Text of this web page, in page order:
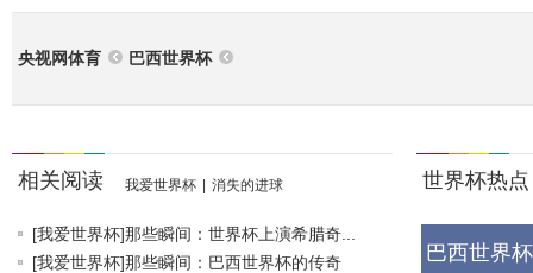
央视网体育 巴西世界杯
相关阅读 我爱世界杯 消失的进球
[我爱世界杯]那些瞬间：世界杯上演希腊奇...
[我爱世界杯]那些瞬间：巴西世界杯的传奇
世界杯热点
巴西世界